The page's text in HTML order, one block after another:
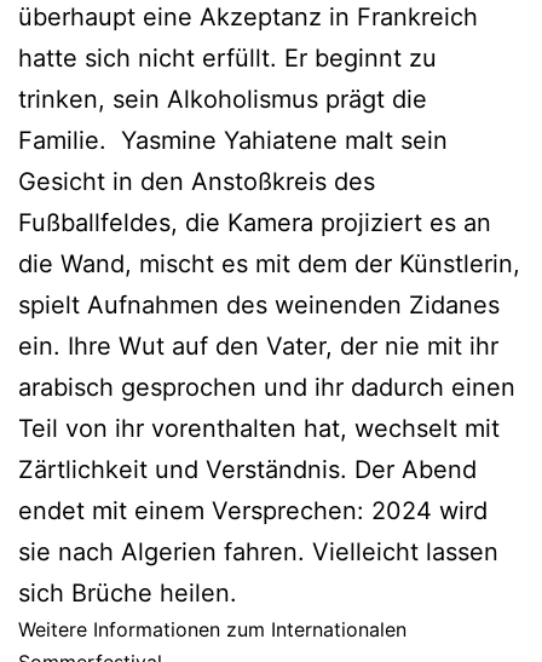
überhaupt eine Akzeptanz in Frankreich
hatte sich nicht erfüllt. Er beginnt zu
trinken, sein Alkoholismus prägt die
Familie. Yasmine Yahiatene malt sein
Gesicht in den Anstoßkreis des
Fußballfeldes, die Kamera projiziert es an
die Wand, mischt es mit dem der Künstlerin,
spielt Aufnahmen des weinenden Zidanes
ein. Ihre Wut auf den Vater, der nie mit ihr
arabisch gesprochen und ihr dadurch einen
Teil von ihr vorenthalten hat, wechselt mit
Zärtlichkeit und Verständnis. Der Abend
endet mit einem Versprechen: 2024 wird
sie nach Algerien fahren. Vielleicht lassen
sich Brüche heilen.
Weitere Informationen zum Internationalen